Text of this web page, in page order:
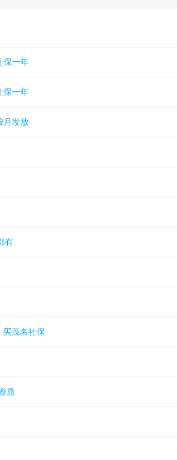
保一年
保一年
月发放
有
买茂名社保
质